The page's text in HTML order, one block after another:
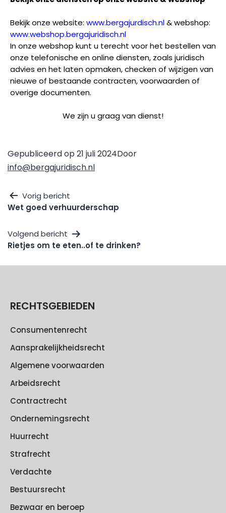
Bekijk onze website: www.bergajurdisch.nl& webshop:
www.webshop.bergajuridisch.nl
In onze webshop kunt u terecht voor het bestellen van
onze telefonische en online diensten, zoals juridisch
advies en het laten opmaken, checken of wijzigen van
nieuwe of bestaande contracten, voorwaarden of
overige documenten.
We zijn u graag van dienst!
Gepubliceerd op21 juli 2024Door
info@bergajuridisch.nl
Vorig bericht
Wet goed verhuurderschap
Volgend bericht
Rietjes om te eten..of te drinken?
RECHTSGEBIEDEN
Consumentenrecht
Aansprakelijkheidsrecht
Algemene voorwaarden
Arbeidsrecht
Contractrecht
Ondernemingsrecht
Huurrecht
Strafrecht
Verdachte
Bestuursrecht
Bezwaar en beroep